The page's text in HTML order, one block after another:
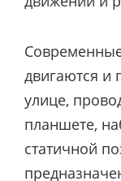
двигаются и
улице,
планшете,
статичной